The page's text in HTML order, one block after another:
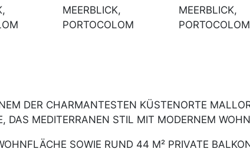
DER CHARMANTESTEN KÜSTENORTE
DAS MEDITERRANEN STIL MIT MODERNEM
SOWIE RUND 44 M² PRIVATE